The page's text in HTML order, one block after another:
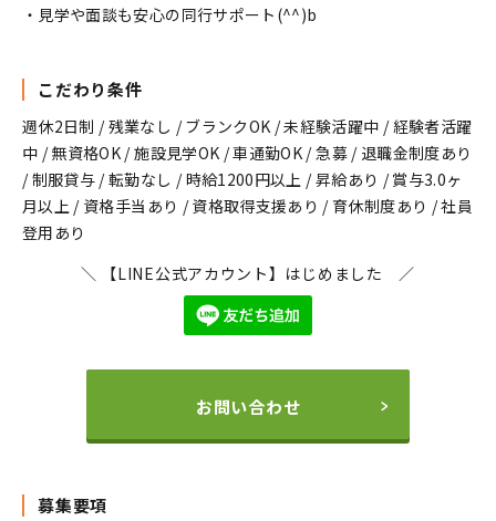
・見学や面談も安心の同行サポート(^^)b
こだわり条件
週休2日制 / 残業なし / ブランクOK / 未経験活躍中 / 経験者活躍
中 / 無資格OK / 施設見学OK / 車通勤OK / 急募 / 退職金制度あり
/ 制服貸与 / 転勤なし / 時給1200円以上 / 昇給あり / 賞与3.0ヶ
月以上 / 資格手当あり / 資格取得支援あり / 育休制度あり / 社員
登用あり
＼ 【LINE公式アカウント】はじめました ／
お問い合わせ
募集要項